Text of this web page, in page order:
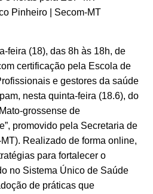
n
s
sr
o
o
m
d
Pinheiro | Secom-MT
feira (18), das 8h às 18h, de
certificação pela Escola de
e gestores da saúde
nesta quinta-feira (18.6), do
grossense de
promovido pela Secretaria de
Realizado de forma online,
para fortalecer o
no Sistema Único de Saúde
de práticas que